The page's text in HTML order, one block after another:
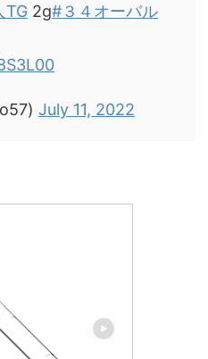
TG 2g#３４オーバル
July 11, 2022